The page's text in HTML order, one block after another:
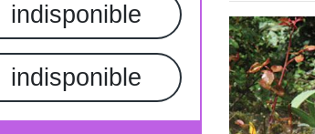
indisponible
indisponible